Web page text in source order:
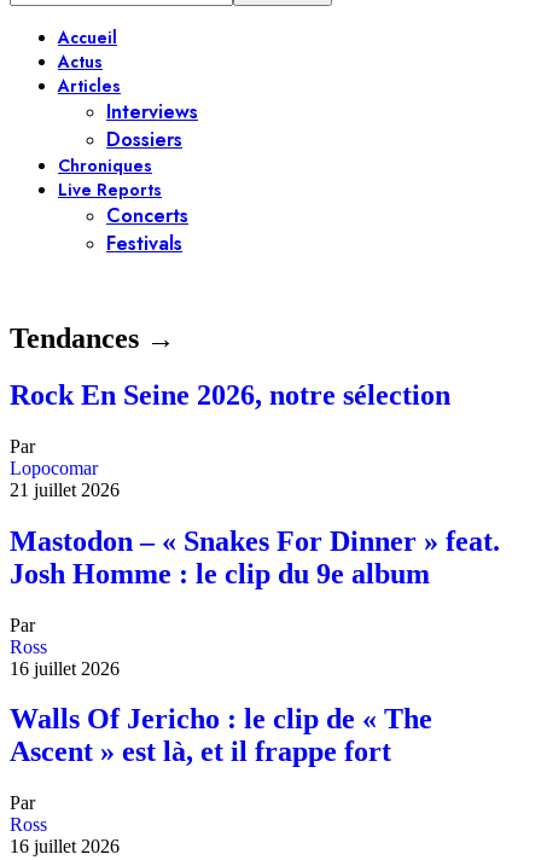
Accueil
Actus
Articles
Interviews
Dossiers
Chroniques
Live Reports
Concerts
Festivals
Tendances →
Rock En Seine 2026, notre sélection
Par
Lopocomar
21 juillet 2026
Mastodon – « Snakes For Dinner » feat.
Josh Homme : le clip du 9e album
Par
Ross
16 juillet 2026
Walls Of Jericho : le clip de « The
Ascent » est là, et il frappe fort
Par
Ross
16 juillet 2026